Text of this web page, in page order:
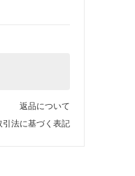
返品について
引法に基づく表記